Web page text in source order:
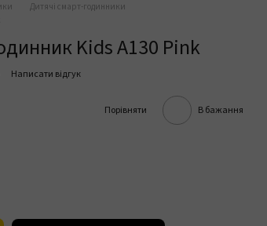
Дитячі смарт-годинники
Kids A130 Pink
Написати відгук
Порівняти В бажання